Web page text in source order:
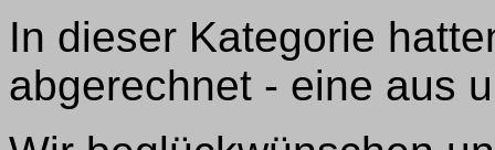
In dieser Kategorie
abgerechnet - eine aus